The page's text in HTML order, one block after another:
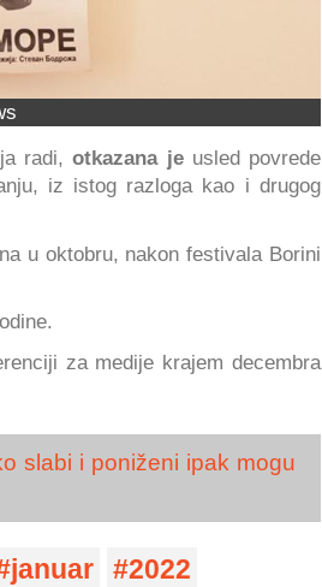
radi,otkazana jeusled povrede
iz istog razloga kao i drugog
u oktobru, nakon festivala Borini
za medije krajem decembra
slabi i poniženi ipak mogu
januar
2022